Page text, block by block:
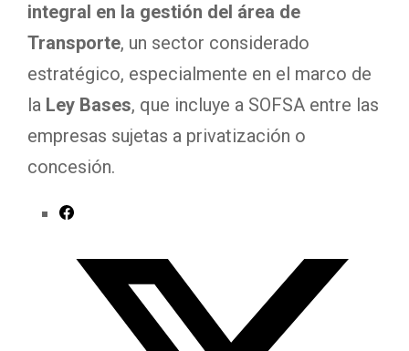
integral en la gestión del área de
Transporte, un sector considerado
estratégico, especialmente en el marco de
la Ley Bases, que incluye a SOFSA entre las
empresas sujetas a privatización o
concesión.